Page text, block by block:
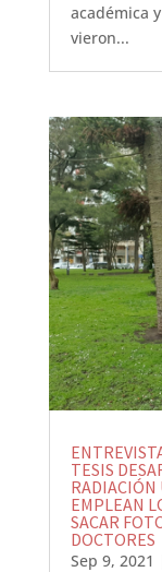
académica
vieron...
TESIS
RADIACIÓN
EMPLEAN
SACAR
DOCTORES
Sep 9, 2021